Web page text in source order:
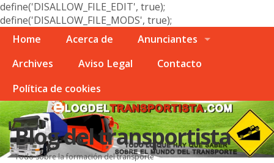
define('DISALLOW_FILE_EDIT', true);
define('DISALLOW_FILE_MODS', true);
Home
Acerca de
Anunciantes
Archives
Aviso Legal
Contacto
Polí­tica de cookies
Blog del transportista
Todo sobre la formación del transporte